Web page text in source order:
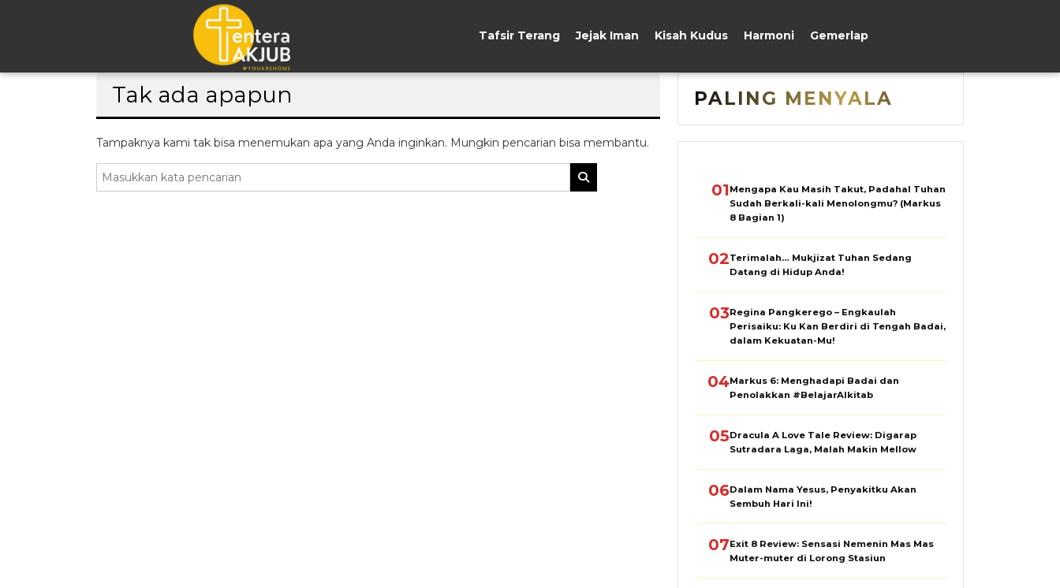
Tafsir Terang Jejak Iman Kisah Kudus Harmoni Gemerlap
Lompat
Tak ada apapun
Tampaknya kami tak bisa menemukan apa yang Anda inginkan. Mungkin pencarian bisa membantu.
PALING MENYALA
01Mengapa Kau Masih Takut, Padahal Tuhan
Sudah Berkali-kali Menolongmu? (Markus
8 Bagian 1)
02Terimalah… Mukjizat Tuhan Sedang
Datang di Hidup Anda!
03Regina Pangkerego – Engkaulah
Perisaiku: Ku Kan Berdiri di Tengah Badai,
dalam Kekuatan-Mu!
04Markus 6: Menghadapi Badai dan
Penolakkan #BelajarAlkitab
05Dracula A Love Tale Review: Digarap
Sutradara Laga, Malah Makin Mellow
06Dalam Nama Yesus, Penyakitku Akan
Sembuh Hari Ini!
07Exit 8 Review: Sensasi Nemenin Mas Mas
Muter-muter di Lorong Stasiun